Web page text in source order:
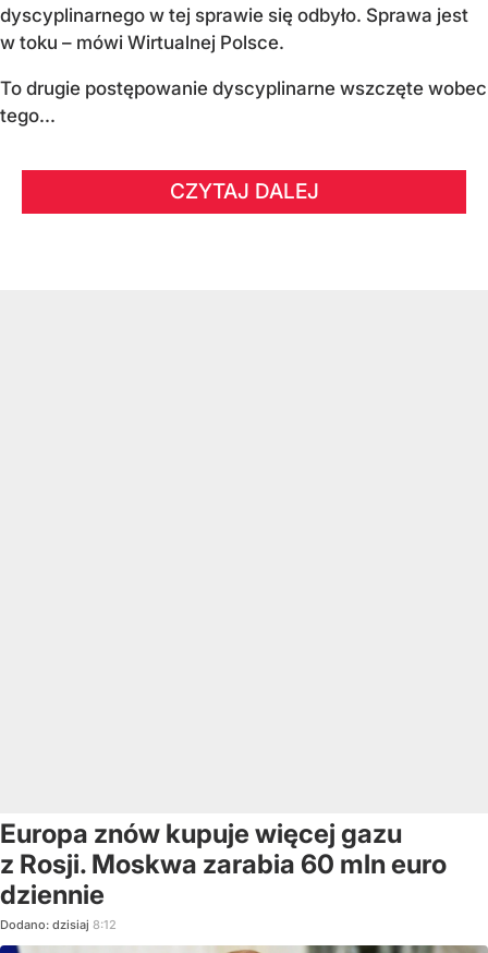
dyscyplinarnego w tej sprawie się odbyło. Sprawa jest
w toku – mówi Wirtualnej Polsce.
To drugie postępowanie dyscyplinarne wszczęte wobec
tego...
CZYTAJ DALEJ
Europa znów kupuje więcej gazu
z Rosji. Moskwa zarabia 60 mln euro
dziennie
Dodano: dzisiaj 8:12